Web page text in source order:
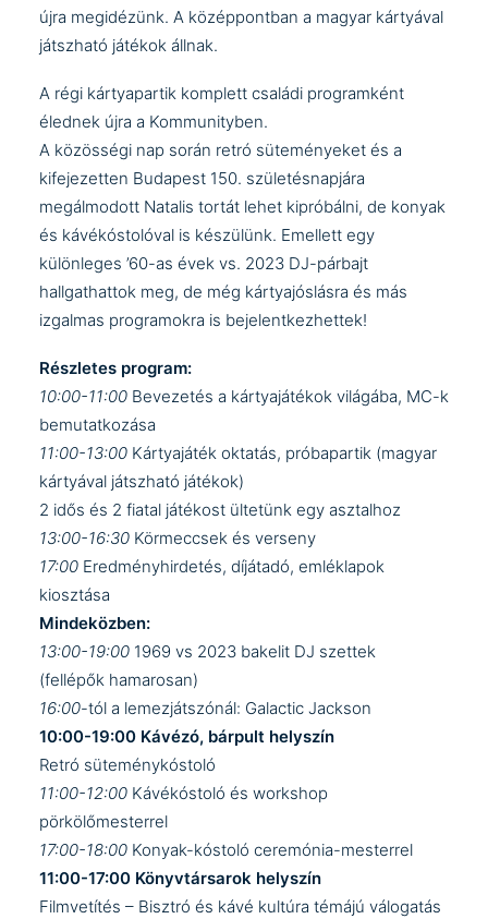
újra megidézünk. A középpontban a magyar kártyával
játszható játékok állnak.
A régi kártyapartik komplett családi programként
élednek újra a Kommunityben.
A közösségi nap során retró süteményeket és a
kifejezetten Budapest 150. születésnapjára
megálmodott Natalis tortát lehet kipróbálni, de konyak
és kávékóstolóval is készülünk. Emellett egy
különleges ’60-as évek vs. 2023 DJ-párbajt
hallgathattok meg, de még kártyajóslásra és más
izgalmas programokra is bejelentkezhettek!
Részletes program:
10:00-11:00 Bevezetés a kártyajátékok világába, MC-k
bemutatkozása
11:00-13:00 Kártyajáték oktatás, próbapartik (magyar
kártyával játszható játékok)
2 idős és 2 fiatal játékost ültetünk egy asztalhoz
13:00-16:30 Körmeccsek és verseny
17:00 Eredményhirdetés, díjátadó, emléklapok
kiosztása
Mindeközben:
13:00-19:00 1969 vs 2023 bakelit DJ szettek
(fellépők hamarosan)
16:00-tól a lemezjátszónál: Galactic Jackson
10:00-19:00 Kávézó, bárpult helyszín
Retró süteménykóstoló
11:00-12:00 Kávékóstoló és workshop
pörkölőmesterrel
17:00-18:00 Konyak-kóstoló ceremónia-mesterrel
11:00-17:00 Könyvtársarok helyszín
Filmvetítés – Bisztró és kávé kultúra témájú válogatás